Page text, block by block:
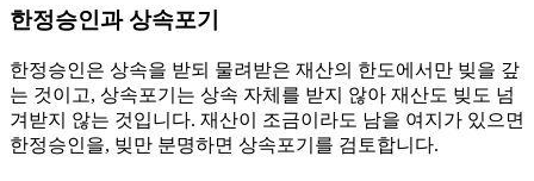
한정승인과 상속포기
한정승인은 상속을 받되 물려받은 재산의 한도에서만 빚을 갚
는 것이고, 상속포기는 상속 자체를 받지 않아 재산도 빚도 넘
겨받지 않는 것입니다. 재산이 조금이라도 남을 여지가 있으면
한정승인을, 빚만 분명하면 상속포기를 검토합니다.